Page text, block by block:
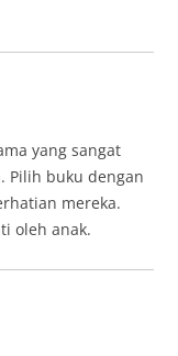
yang sangat
Pilih buku dengan
mereka.
oleh anak.